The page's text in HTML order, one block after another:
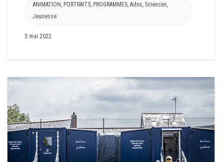
ANIMATION, PORTRAITS, PROGRAMMES, Ados, Sciences,
Jeunesse
5 mai 2022